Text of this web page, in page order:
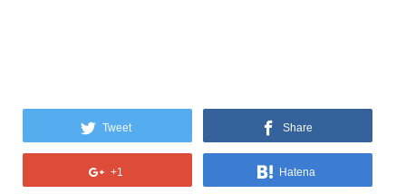
Tweet Share
+1 Hatena